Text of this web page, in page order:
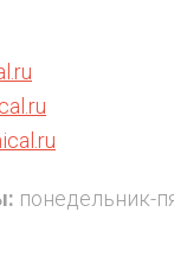
понедельник-